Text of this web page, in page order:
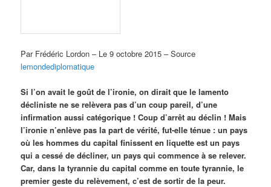
Par Frédéric Lordon – Le 9 octobre 2015 – Source
lemondediplomatique
Si l’on avait le goût de l’ironie, on dirait que le lamento
décliniste ne se relèvera pas d’un coup pareil, d’une
infirmation aussi catégorique ! Coup d’arrêt au déclin ! Mais
l’ironie n’enlève pas la part de vérité, fut-elle ténue : un pays
où les hommes du capital finissent en liquette est un pays
qui a cessé de décliner, un pays qui commence à se relever.
Car, dans la tyrannie du capital comme en toute tyrannie, le
premier geste du relèvement, c’est de sortir de la peur.